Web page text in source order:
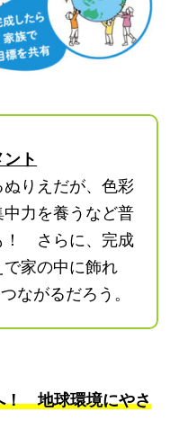
ト
りえだが、色彩
力を養うなど普
！ さらに、完成
で家の中に飾れ
ながるだろう。
！ 地球環境にやさ